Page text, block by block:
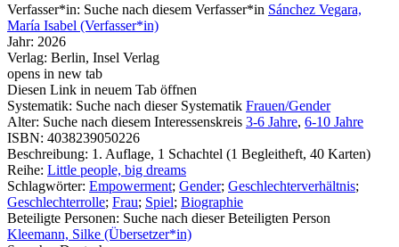
Verfasser*in: Suche nach diesem Verfasser*in Sánchez Vegara,
María Isabel (Verfasser*in)
Jahr: 2026
Verlag: Berlin, Insel Verlag
opens in new tab
Diesen Link in neuem Tab öffnen
Systematik: Suche nach dieser Systematik Frauen/Gender
Alter: Suche nach diesem Interessenskreis 3-6 Jahre, 6-10 Jahre
ISBN: 4038239050226
Beschreibung: 1. Auflage, 1 Schachtel (1 Begleitheft, 40 Karten)
Reihe: Little people, big dreams
Schlagwörter: Empowerment; Gender; Geschlechterverhältnis;
Geschlechterrolle; Frau; Spiel; Biographie
Beteiligte Personen: Suche nach dieser Beteiligten Person
Kleemann, Silke (Übersetzer*in)